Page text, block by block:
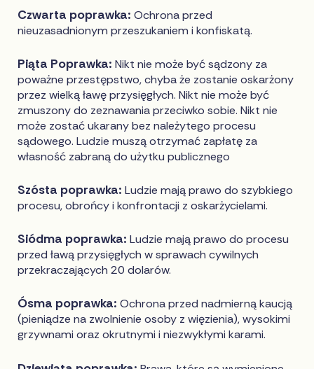
Czwarta poprawka: Ochrona przed
nieuzasadnionym przeszukaniem i konfiskatą.
Piąta Poprawka:Nikt nie może być sądzony za
poważne przestępstwo, chyba że zostanie oskarżony
przez wielką ławę przysięgłych. Nikt nie może być
zmuszony do zeznawania przeciwko sobie. Nikt nie
może zostać ukarany bez należytego procesu
sądowego. Ludzie muszą otrzymać zapłatę za
własność zabraną do użytku publicznego
Szósta poprawka: Ludzie mają prawo do szybkiego
procesu, obrońcy i konfrontacji z oskarżycielami.
Siódma poprawka: Ludzie mają prawo do procesu
przed ławą przysięgłych w sprawach cywilnych
przekraczających 20 dolarów.
Ósma poprawka: Ochrona przed nadmierną kaucją
(pieniądze na zwolnienie osoby z więzienia), wysokimi
grzywnami oraz okrutnymi i niezwykłymi karami.